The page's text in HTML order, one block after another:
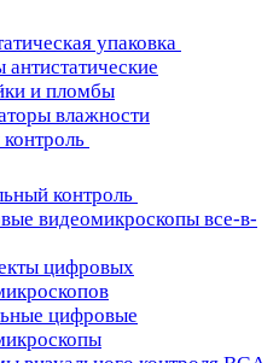
упаковка
антистатические
и пломбы
влажности
контроль
видеомикроскопы все-в-
цифровых
цифровые